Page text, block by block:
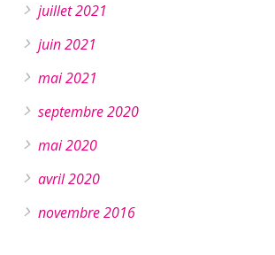
juillet 2021
juin 2021
mai 2021
septembre 2020
mai 2020
avril 2020
novembre 2016